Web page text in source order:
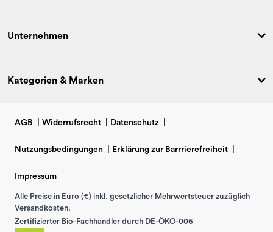
Unternehmen
Kategorien & Marken
AGB Widerrufsrecht Datenschutz
Nutzungsbedingungen Erklärung zur Barrrierefreiheit
Impressum
Alle Preise in Euro (€) inkl. gesetzlicher Mehrwertsteuer zuzüglich
Versandkosten.
Zertifizierter Bio-Fachhändler durch DE-ÖKO-006